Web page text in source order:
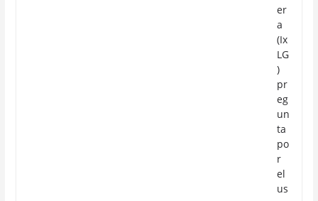
er
a
(Ix
LG
)
pr
eg
un
ta
po
r
el
us